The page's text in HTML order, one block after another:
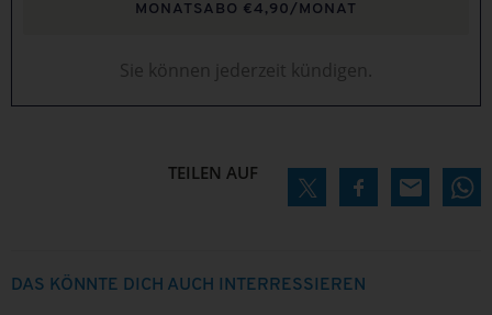
MONATSABO €4,90/MONAT
Sie können jederzeit kündigen.
TEILEN AUF
DAS KÖNNTE DICH AUCH INTERRESSIEREN